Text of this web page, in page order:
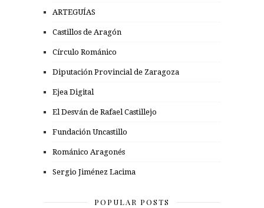
ARTEGUÍAS
Castillos de Aragón
Círculo Románico
Diputación Provincial de Zaragoza
Ejea Digital
El Desván de Rafael Castillejo
Fundación Uncastillo
Románico Aragonés
Sergio Jiménez Lacima
POPULAR POSTS